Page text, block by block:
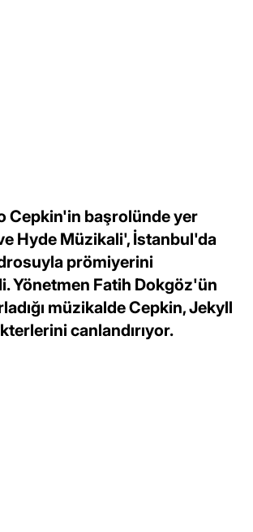
Cepkin'in başrolünde yer
Hyde Müzikali', İstanbul'da
prömiyerini
Yönetmen Fatih Dokgöz'ün
müzikalde Cepkin, Jekyll
canlandırıyor.